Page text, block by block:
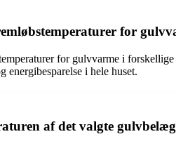
for
for gulvvarme i
i hele huset.
af det valgte